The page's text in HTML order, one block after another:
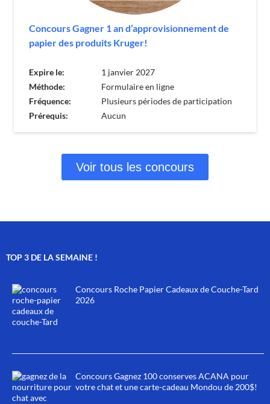
Concours Gagner 1 an d’approvisionnement de
papier des produits Kruger!
Expire le:
1 janvier 2027
Méthode:
Formulaire en ligne
Fréquence:
Plusieurs périodes de participation
Prérequis:
Aucun
Voir tous les concours
TOP 3 DE LA SEMAINE !
Concours Roche Papier Cadeaux de Couche-Tard
2026
Concours Gagnez 100 conserves ACANA pour
votre chat et une carte-cadeau Mondou de 200$!